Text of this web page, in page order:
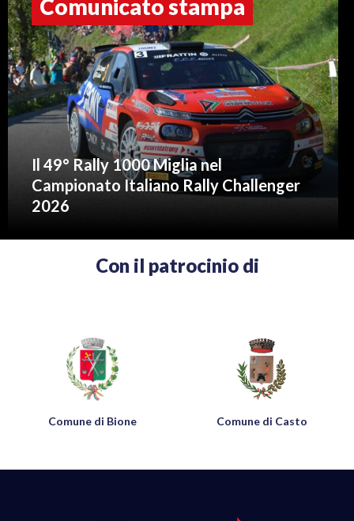
Comunicato stampa
Il 49° Rally 1000 Miglia nel
Campionato Italiano Rally Challenger
2026
Con il patrocinio di
Comune di Casto
Comune di Manerba del